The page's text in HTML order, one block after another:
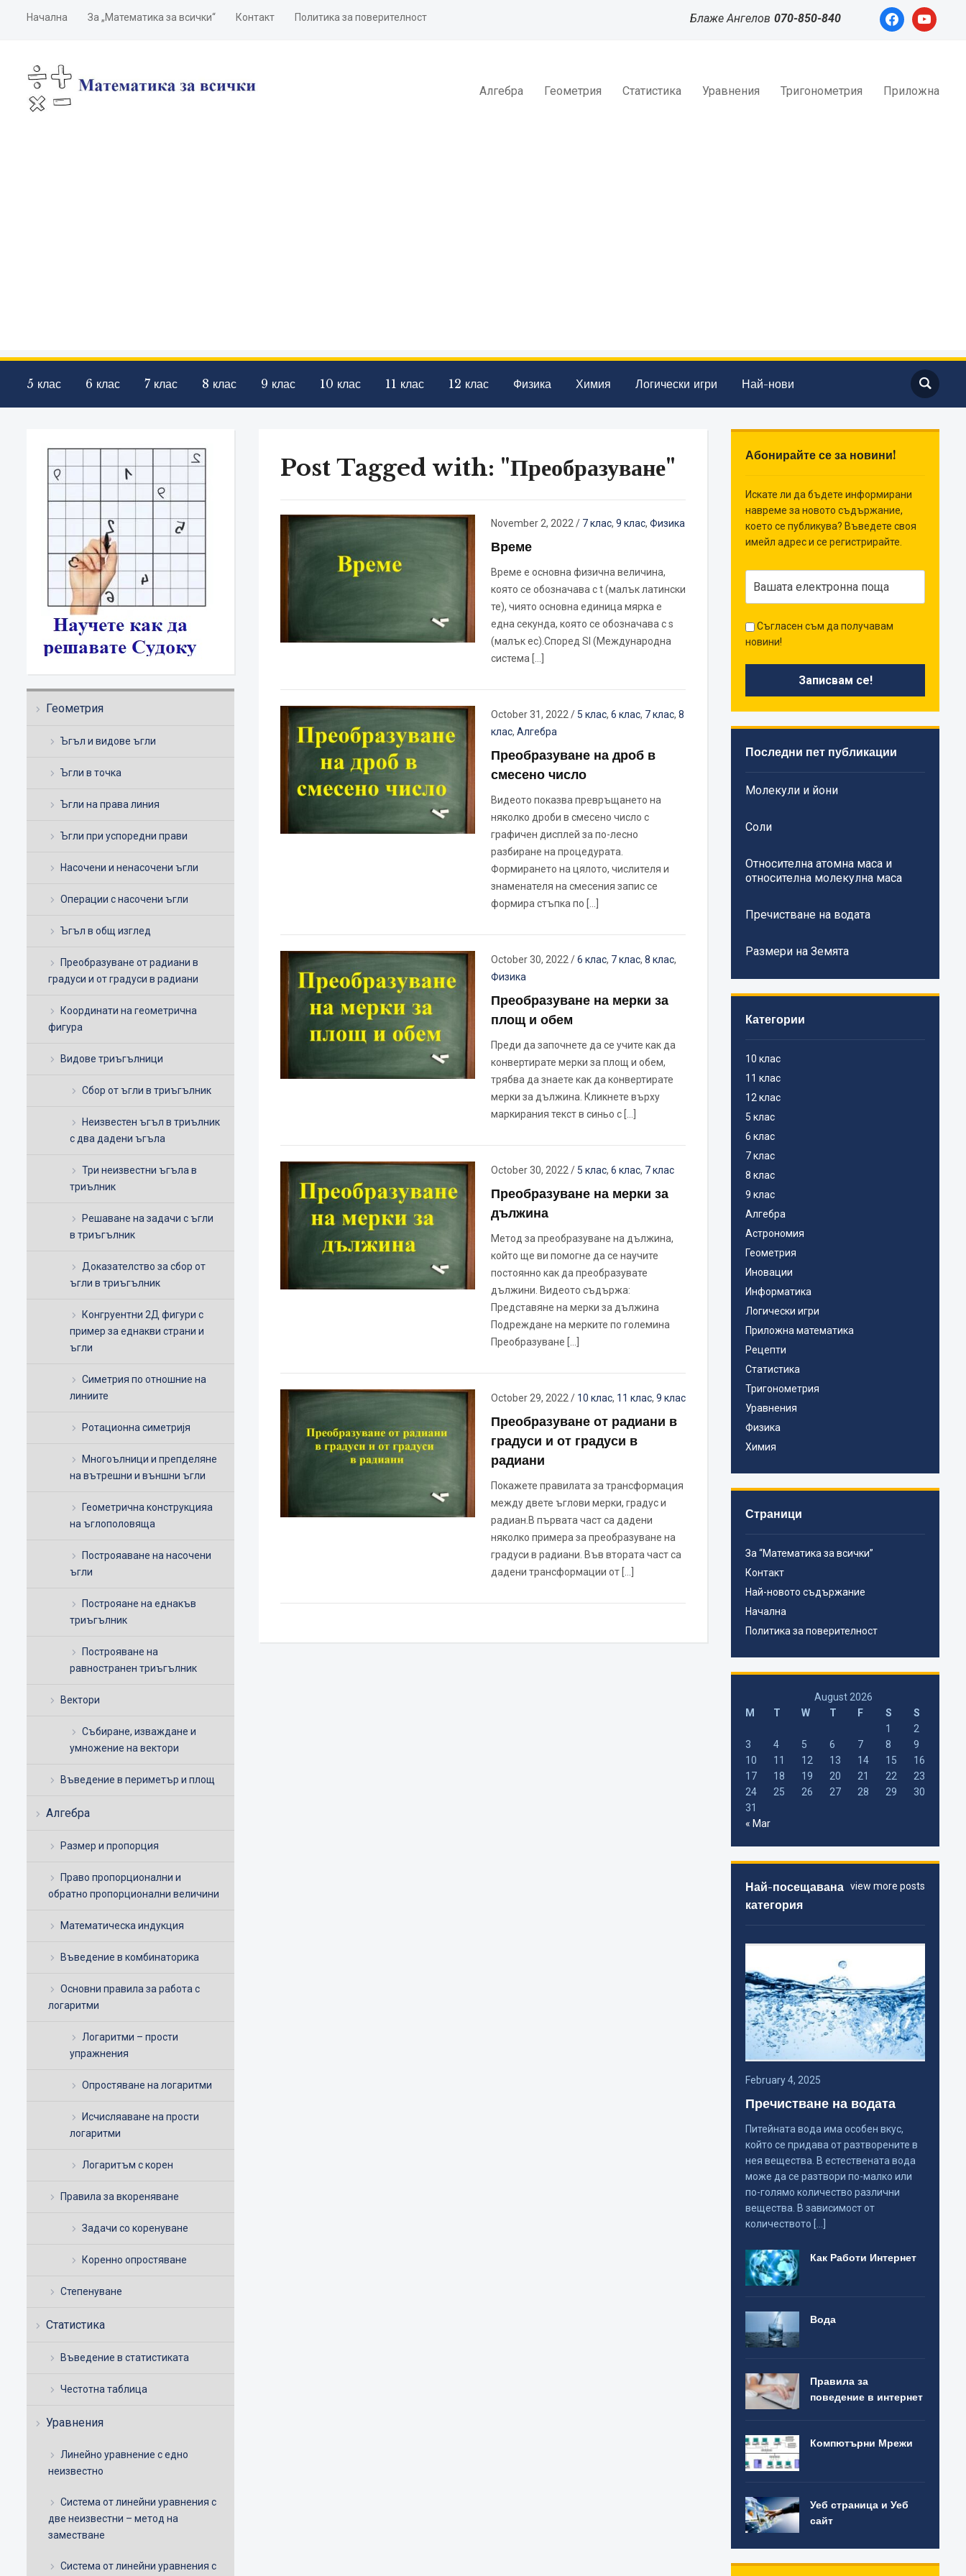
Начална За „Математика за всички“ Контакт Политика за поверителност facebookyoutube
Блаже Ангелов 070-850-840
Алгебра Геометрия Статистика Уравнения Тригонометрия Приложна
5 клас 6 клас 7 клас 8 клас 9 клас 10 клас 11 клас 12 клас Физика Химия Логически игри Най-нови
Геометрия
Ъгъл и видове ъгли
Ъгли в точка
Ъгли на права линия
Ъгли при успоредни прави
Насочени и ненасочени ъгли
Операции с насочени ъгли
Ъгъл в общ изглед
Преобразуване от радиани в
градуси и от градуси в радиани
Координати на геометрична
фигура
Видове триъгълници
Сбор от ъгли в триъгълник
Неизвестен ъгъл в триълник
с два дадени ъгъла
Три неизвестни ъгъла в
триълник
Решаване на задачи с ъгли
в триъгълник
Доказателство за сбор от
ъгли в триъгълник
Конгруентни 2Д фигури с
пример за еднакви страни и
ъгли
Симетрия по отношние на
линиите
Ротационна симетријя
Многоълници и препделяне
на вътрешни и външни ъгли
Геометрична конструкцияа
на ъглополовяща
Построяаване на насочени
ъгли
Построяане на еднакъв
триъгълник
Построяване на
равностранен триъгълник
Вектори
Събиране, изваждане и
умножение на вектори
Въведение в периметър и площ
Алгебра
Размер и пропорция
Право пропорционални и
обратно пропорционални величини
Математическа индукция
Въведение в комбинаторика
Основни правила за работа с
логаритми
Логаритми – прости
упражнения
Опростяване на логаритми
Исчисляаване на прости
логаритми
Логаритъм с корен
Правила за вкореняване
Задачи со коренуване
Коренно опростяване
Степенуване
Статистика
Въведение в статистиката
Честотна таблица
Уравнения
Линейно уравнение с едно
неизвестно
Система от линейни уравнения с
две неизвестни – метод на
заместване
Система от линейни уравнения с
Post Tagged with: "Преобразуване"
November 2, 2022 / 7 клас, 9 клас, Физика
Време
Време е основна физична величина,
която се обозначава с t (малък латински
те), чиято основна единица мярка е
една секунда, която се обозначава с s
(малък ес).Според SI (Международна
система […]
October 31, 2022 / 5 клас, 6 клас, 7 клас, 8
клас, Алгебра
Преобразуване на дроб в
смесено число
Видеото показва превръщането на
няколко дроби в смесено число с
графичен дисплей за по-лесно
разбиране на процедурата.
Формирането на цялото, числителя и
знаменателя на смесения запис се
формира стъпка по […]
October 30, 2022 /6 клас, 7 клас, 8 клас,
Физика
Преобразуване на мерки за
площ и обем
Преди да започнете да се учите как да
конвертирате мерки за площ и обем,
трябва да знаете как да конвертирате
мерки за дължина. Кликнете върху
маркирания текст в синьо с […]
October 30, 2022 / 5 клас, 6 клас, 7 клас
Преобразуване на мерки за
дължина
Метод за преобразуване на дължина,
който ще ви помогне да се научите
постоянно как да преобразувате
дължини. Видеото съдържа:
Представяне на мерки за дължина
Подреждане на мерките по големина
Преобразуване […]
October 29, 2022 / 10 клас, 11 клас, 9 клас
Преобразуване от радиани в
градуси и от градуси в
радиани
Покажете правилата за трансформация
между двете ъглови мерки, градус и
радиан.В първата част са дадени
няколко примера за преобразуване на
градуси в радиани. Във втората част са
дадени трансформации от […]
Абонирайте се за новини!
Искате ли да бъдете информирани
навреме за новото съдържание,
което се публикува? Въведете своя
имейл адрес и се регистрирайте.
Съгласен съм да получавам
новини!
Последни пет публикации
Молекули и йони
Соли
Относителна атомна маса и
относителна молекулна маса
Пречистване на водата
Размери на Земята
Категории
10 клас
11 клас
12 клас
5 клас
6 клас
7 клас
8 клас
9 клас
Алгебра
Астрономия
Геометрия
Иновации
Информатика
Логически игри
Приложна математика
Рецепти
Статистика
Тригонометрия
Уравнения
Физика
Химия
Страници
За “Математика за всички”
Контакт
Най-новото съдържание
Начална
Политика за поверителност
August 2026
M
T W T F S
S
1
2
3
4 5 6 7 8
9
10
11 12 13 14 15
16
17
18 19 20 21 22
23
24
25 26 27 28 29
30
31
« Mar
view more posts
Най-посещавана
категория
February 4, 2025
Пречистване на водата
Питейната вода има особен вкус,
който се придава от разтворените в
нея вещества. В естествената вода
може да се разтвори по-малко или
по-голямо количество различни
вещества. В зависимост от
количеството […]
Как Работи Интернет
Вода
Правила за
поведение в интернет
Компютърни Мрежи
Уеб страница и Уеб
сайт